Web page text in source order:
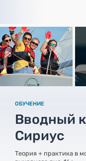
ОБУЧЕНИЕ
Вводный
Сириус
Теория + практика в